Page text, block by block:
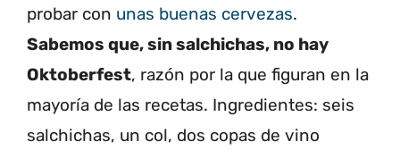
probar con unas buenas cervezas.
Sabemos que, sin salchichas, no hay
Oktoberfest, razón por la que figuran en la
mayoría de las recetas. Ingredientes: seis
salchichas, un col, dos copas de vino